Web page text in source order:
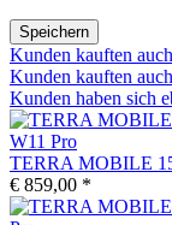
Speichern
Kunden kauften auch
Kunden kauften auch
Kunden haben sich
TERRA MOBILE
€ 859,00 *